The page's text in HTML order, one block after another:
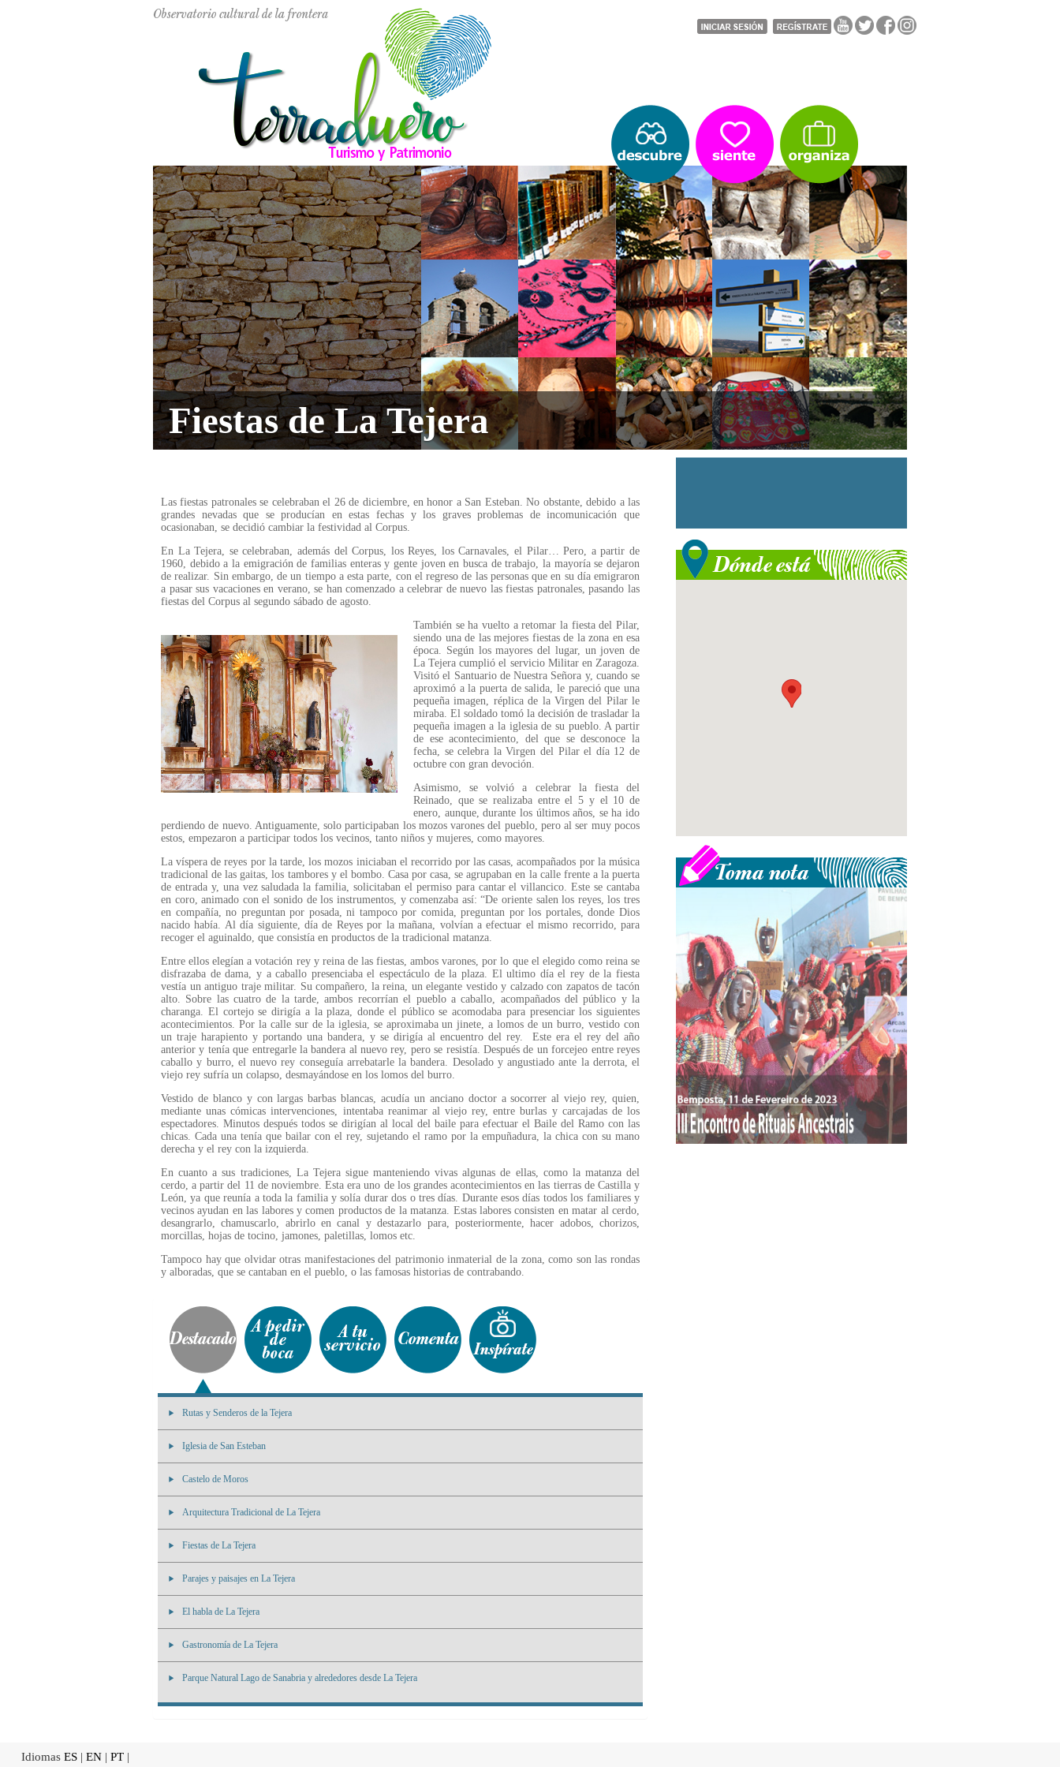
Fiestas de La Tejera
Las fiestas patronales se celebraban el 26 de diciembre, en honor a San Esteban. No obstante, debido a las
grandes nevadas que se producían en estas fechas y los graves problemas de incomunicación que
ocasionaban, se decidió cambiar la festividad al Corpus.
En La Tejera, se celebraban, además del Corpus, los Reyes, los Carnavales, el Pilar… Pero, a partir de
1960, debido a la emigración de familias enteras y gente joven en busca de trabajo, la mayoría se dejaron
de realizar. Sin embargo, de un tiempo a esta parte, con el regreso de las personas que en su día emigraron
a pasar sus vacaciones en verano, se han comenzado a celebrar de nuevo las fiestas patronales, pasando las
fiestas del Corpus al segundo sábado de agosto.
También se ha vuelto a retomar la fiesta del Pilar,
siendo una de las mejores fiestas de la zona en esa
época. Según los mayores del lugar, un joven de
La Tejera cumplió el servicio Militar en Zaragoza.
Visitó el Santuario de Nuestra Señora y, cuando se
aproximó a la puerta de salida, le pareció que una
pequeña imagen, réplica de la Virgen del Pilar le
miraba. El soldado tomó la decisión de trasladar la
pequeña imagen a la iglesia de su pueblo. A partir
de ese acontecimiento, del que se desconoce la
fecha, se celebra la Virgen del Pilar el día 12 de
octubre con gran devoción.
Asimismo, se volvió a celebrar la fiesta del
Reinado, que se realizaba entre el 5 y el 10 de
enero, aunque, durante los últimos años, se ha ido
perdiendo de nuevo. Antiguamente, solo participaban los mozos varones del pueblo, pero al ser muy pocos
estos, empezaron a participar todos los vecinos, tanto niños y mujeres, como mayores.
La víspera de reyes por la tarde, los mozos iniciaban el recorrido por las casas, acompañados por la música
tradicional de las gaitas, los tambores y el bombo. Casa por casa, se agrupaban en la calle frente a la puerta
de entrada y, una vez saludada la familia, solicitaban el permiso para cantar el villancico. Este se cantaba
en coro, animado con el sonido de los instrumentos, y comenzaba así: “De oriente salen los reyes, los tres
en compañía, no preguntan por posada, ni tampoco por comida, preguntan por los portales, donde Dios
nacido había. Al día siguiente, día de Reyes por la mañana, volvían a efectuar el mismo recorrido, para
recoger el aguinaldo, que consistía en productos de la tradicional matanza.
Entre ellos elegían a votación rey y reina de las fiestas, ambos varones, por lo que el elegido como reina se
disfrazaba de dama, y a caballo presenciaba el espectáculo de la plaza. El ultimo día el rey de la fiesta
vestía un antiguo traje militar. Su compañero, la reina, un elegante vestido y calzado con zapatos de tacón
alto. Sobre las cuatro de la tarde, ambos recorrían el pueblo a caballo, acompañados del público y la
charanga. El cortejo se dirigía a la plaza, donde el público se acomodaba para presenciar los siguientes
acontecimientos. Por la calle sur de la iglesia, se aproximaba un jinete, a lomos de un burro, vestido con
un traje harapiento y portando una bandera, y se dirigía al encuentro del rey. Este era el rey del año
anterior y tenía que entregarle la bandera al nuevo rey, pero se resistía. Después de un forcejeo entre reyes
caballo y burro, el nuevo rey conseguía arrebatarle la bandera. Desolado y angustiado ante la derrota, el
viejo rey sufría un colapso, desmayándose en los lomos del burro.
Vestido de blanco y con largas barbas blancas, acudía un anciano doctor a socorrer al viejo rey, quien,
mediante unas cómicas intervenciones, intentaba reanimar al viejo rey, entre burlas y carcajadas de los
espectadores. Minutos después todos se dirigían al local del baile para efectuar el Baile del Ramo con las
chicas. Cada una tenía que bailar con el rey, sujetando el ramo por la empuñadura, la chica con su mano
derecha y el rey con la izquierda.
En cuanto a sus tradiciones, La Tejera sigue manteniendo vivas algunas de ellas, como la matanza del
cerdo, a partir del 11 de noviembre. Esta era uno de los grandes acontecimientos en las tierras de Castilla y
León, ya que reunía a toda la familia y solía durar dos o tres días. Durante esos días todos los familiares y
vecinos ayudan en las labores y comen productos de la matanza. Estas labores consisten en matar al cerdo,
desangrarlo, chamuscarlo, abrirlo en canal y destazarlo para, posteriormente, hacer adobos, chorizos,
morcillas, hojas de tocino, jamones, paletillas, lomos etc.
Tampoco hay que olvidar otras manifestaciones del patrimonio inmaterial de la zona, como son las rondas
y alboradas, que se cantaban en el pueblo, o las famosas historias de contrabando.
Rutas y Senderos de la Tejera
Iglesia de San Esteban
Castelo de Moros
Arquitectura Tradicional de La Tejera
Fiestas de La Tejera
Parajes y paisajes en La Tejera
El habla de La Tejera
Gastronomía de La Tejera
Parque Natural Lago de Sanabria y alrededores desde La Tejera
Idiomas ES | EN | PT |